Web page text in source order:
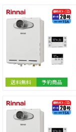
送料無料 予約商品